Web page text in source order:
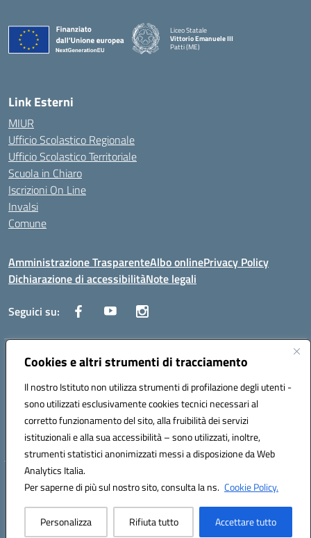
Cookies e altri strumenti di tracciamento
Il nostro Istituto non utilizza strumenti di profilazione degli utenti -
sono utilizzati esclusivamente cookies tecnici necessari al
corretto funzionamento del sito, alla fruibilità dei servizi
istituzionali e alla sua accessibilità – sono utilizzati, inoltre,
strumenti statistici anonimizzati messi a disposizione da Web
Analytics Italia.
Per saperne di più sul nostro sito, consulta la ns. Cookie Policy.
Personalizza Rifiuta tutto Accettare tutto
Liceo Statale
Vittorio Emanuele III
Patti (ME)
Link Esterni
MIUR
Ufficio Scolastico Regionale
Ufficio Scolastico Territoriale
Scuola in Chiaro
Iscrizioni On Line
Invalsi
Comune
Amministrazione TrasparenteAlbo onlinePrivacy Policy
Dichiarazione di accessibilitàNote legali
Seguici su:
Indirizzo:Via Trieste, 43 – 98066 Patti (ME)
Posta elettronica certificata (PEC):mepc060006@pec.istruzione.it
Codice fiscale: 86000610831
Codice meccanografico: MEPC060006
Hosting & Powered by 3D Solution S.r.l.
Concept & Design by Designers Italia